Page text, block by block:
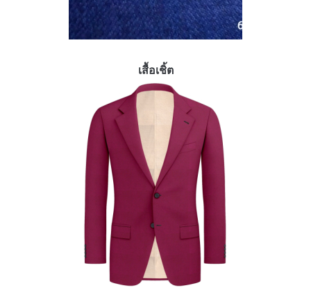
เสื้อเชิ้ต